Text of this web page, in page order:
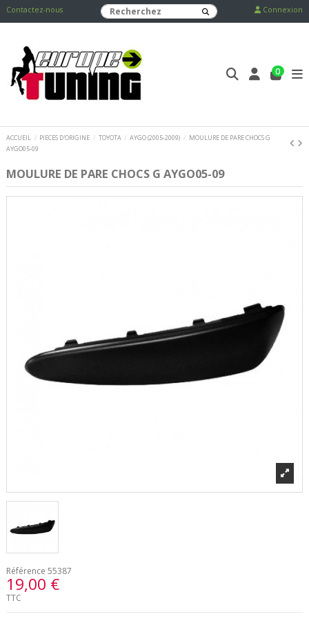
Contactez-nous Connexion
0
ACCUEIL PIECES D'ORIGINE TOYOTA AYGO (2005-2009)
MOULURE DE PARE CHOCS G
AYGO05-09
MOULURE DE PARE CHOCS G AYGO05-09
Référence 55387
19,00 €
TTC